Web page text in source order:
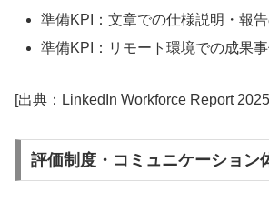
準備KPI：文章での仕様説明・報
準備KPI：リモート環境での成果事
[出典：LinkedIn Workforce Report
評価制度・コミュニケーション